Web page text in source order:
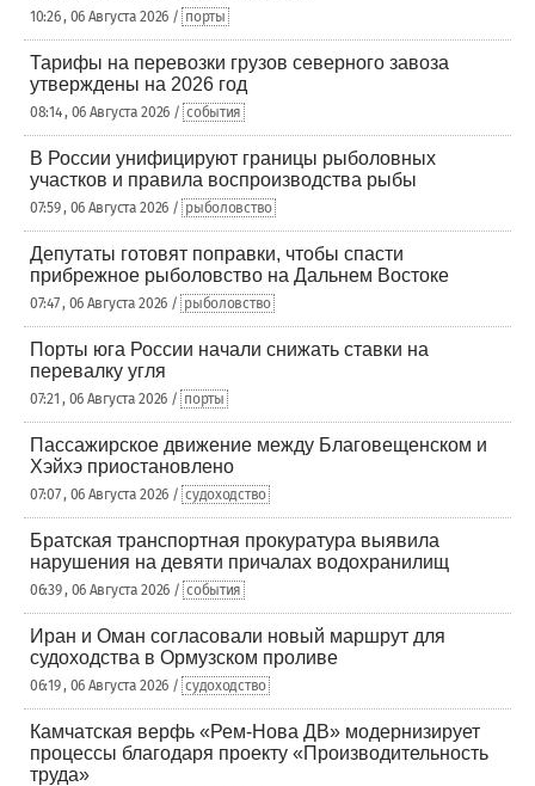
10:26 , 06 Августа 2026 / порты
Тарифы на перевозки грузов северного завоза
утверждены на 2026 год
08:14 , 06 Августа 2026 / события
В России унифицируют границы рыболовных
участков и правила воспроизводства рыбы
07:59 , 06 Августа 2026 / рыболовство
Депутаты готовят поправки, чтобы спасти
прибрежное рыболовство на Дальнем Востоке
07:47 , 06 Августа 2026 / рыболовство
Порты юга России начали снижать ставки на
перевалку угля
07:21 , 06 Августа 2026 / порты
Пассажирское движение между Благовещенском и
Хэйхэ приостановлено
07:07 , 06 Августа 2026 / судоходство
Братская транспортная прокуратура выявила
нарушения на девяти причалах водохранилищ
06:39 , 06 Августа 2026 / события
Иран и Оман согласовали новый маршрут для
судоходства в Ормузском проливе
06:19 , 06 Августа 2026 / судоходство
Камчатская верфь «Рем-Нова ДВ» модернизирует
процессы благодаря проекту «Производительность
труда»